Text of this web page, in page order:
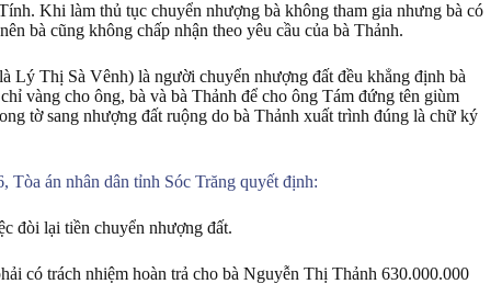
Khi làm thủ tục chuyển nhượng bà không tham gia nhưng bà có
bà cũng không chấp nhận theo yêu cầu của bà Thảnh.
Lý Thị Sà Vênh) là người chuyển nhượng đất đều khẳng định bà
vàng cho ông, bà và bà Thảnh để cho ông Tám đứng tên giùm
tờ sang nhượng đất ruộng do bà Thảnh xuất trình đúng là chữ ký
Tòa án nhân dân tỉnh Sóc Trăng quyết định:
đòi lại tiền chuyển nhượng đất.
có trách nhiệm hoàn trả cho bà Nguyễn Thị Thảnh 630.000.000